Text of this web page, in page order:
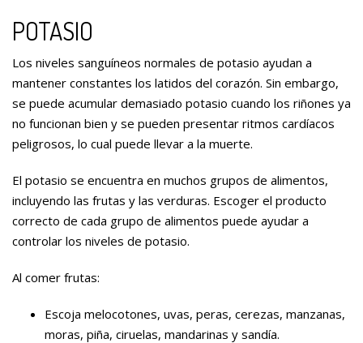
POTASIO
Los niveles sanguíneos normales de potasio ayudan a
mantener constantes los latidos del corazón. Sin embargo,
se puede acumular demasiado potasio cuando los riñones ya
no funcionan bien y se pueden presentar ritmos cardíacos
peligrosos, lo cual puede llevar a la muerte.
El potasio se encuentra en muchos grupos de alimentos,
incluyendo las frutas y las verduras. Escoger el producto
correcto de cada grupo de alimentos puede ayudar a
controlar los niveles de potasio.
Al comer frutas:
Escoja melocotones, uvas, peras, cerezas, manzanas,
moras, piña, ciruelas, mandarinas y sandía.